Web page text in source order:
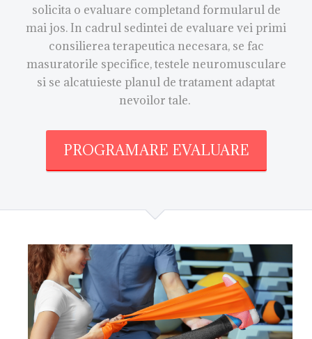
solicita o evaluare completand formularul de
mai jos. In cadrul sedintei de evaluare vei primi
consilierea terapeutica necesara, se fac
masuratorile specifice, testele neuromusculare
si se alcatuieste planul de tratament adaptat
nevoilor tale.
PROGRAMARE EVALUARE